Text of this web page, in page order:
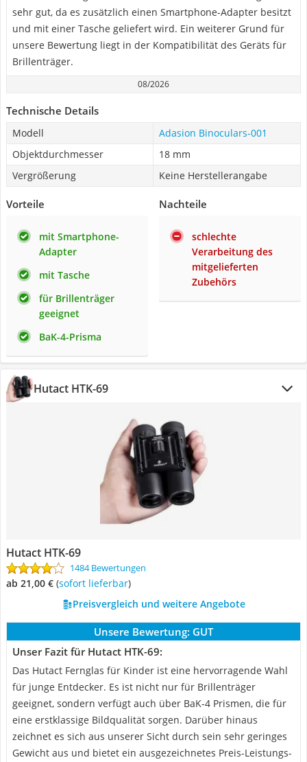
sehr gut, da es zusätzlich einen Smartphone-Adapter besitzt
und mit einer Tasche geliefert wird. Ein weiterer Grund für
unsere Bewertung liegt in der Kompatibilität des Geräts für
Brillenträger.
08/2026
Technische Details
Modell
Adasion Binoculars-001
Objektdurchmesser
18 mm
Vergrößerung
Keine Herstellerangabe
Vorteile
mit Smartphone-
Adapter
mit Tasche
für Brillenträger
geeignet
BaK-4-Prisma
Nachteile
schlechte
Verarbeitung des
mitgelieferten
Zubehörs
Hutact HTK-69
Hutact HTK-69
1484 Bewertungen
ab 21,00 € ( Sofort lieferbar)
Preisvergleich und weitere Angebote
Unsere Bewertung: GUT
Unser Fazit für Hutact HTK-69:
Das Hutact Fernglas für Kinder ist eine hervorragende Wahl
für junge Entdecker. Es ist nicht nur für Brillenträger
geeignet, sondern verfügt auch über BaK-4 Prismen, die für
eine erstklassige Bildqualität sorgen. Darüber hinaus
zeichnet es sich aus unserer Sicht durch sein sehr geringes
Gewicht aus und bietet ein ausgezeichnetes Preis-Leistungs-